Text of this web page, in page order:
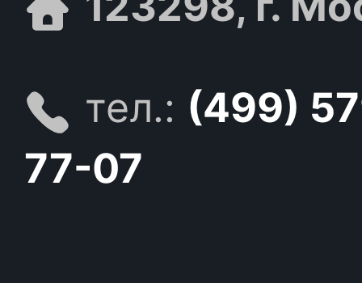
тел.: (499)
77-07